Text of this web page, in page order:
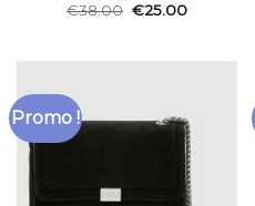
€38.00 €25.00
Promo !